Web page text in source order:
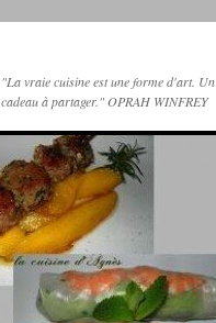
"La vraie cuisine est une forme d'art. Un
cadeau à partager." OPRAH WINFREY